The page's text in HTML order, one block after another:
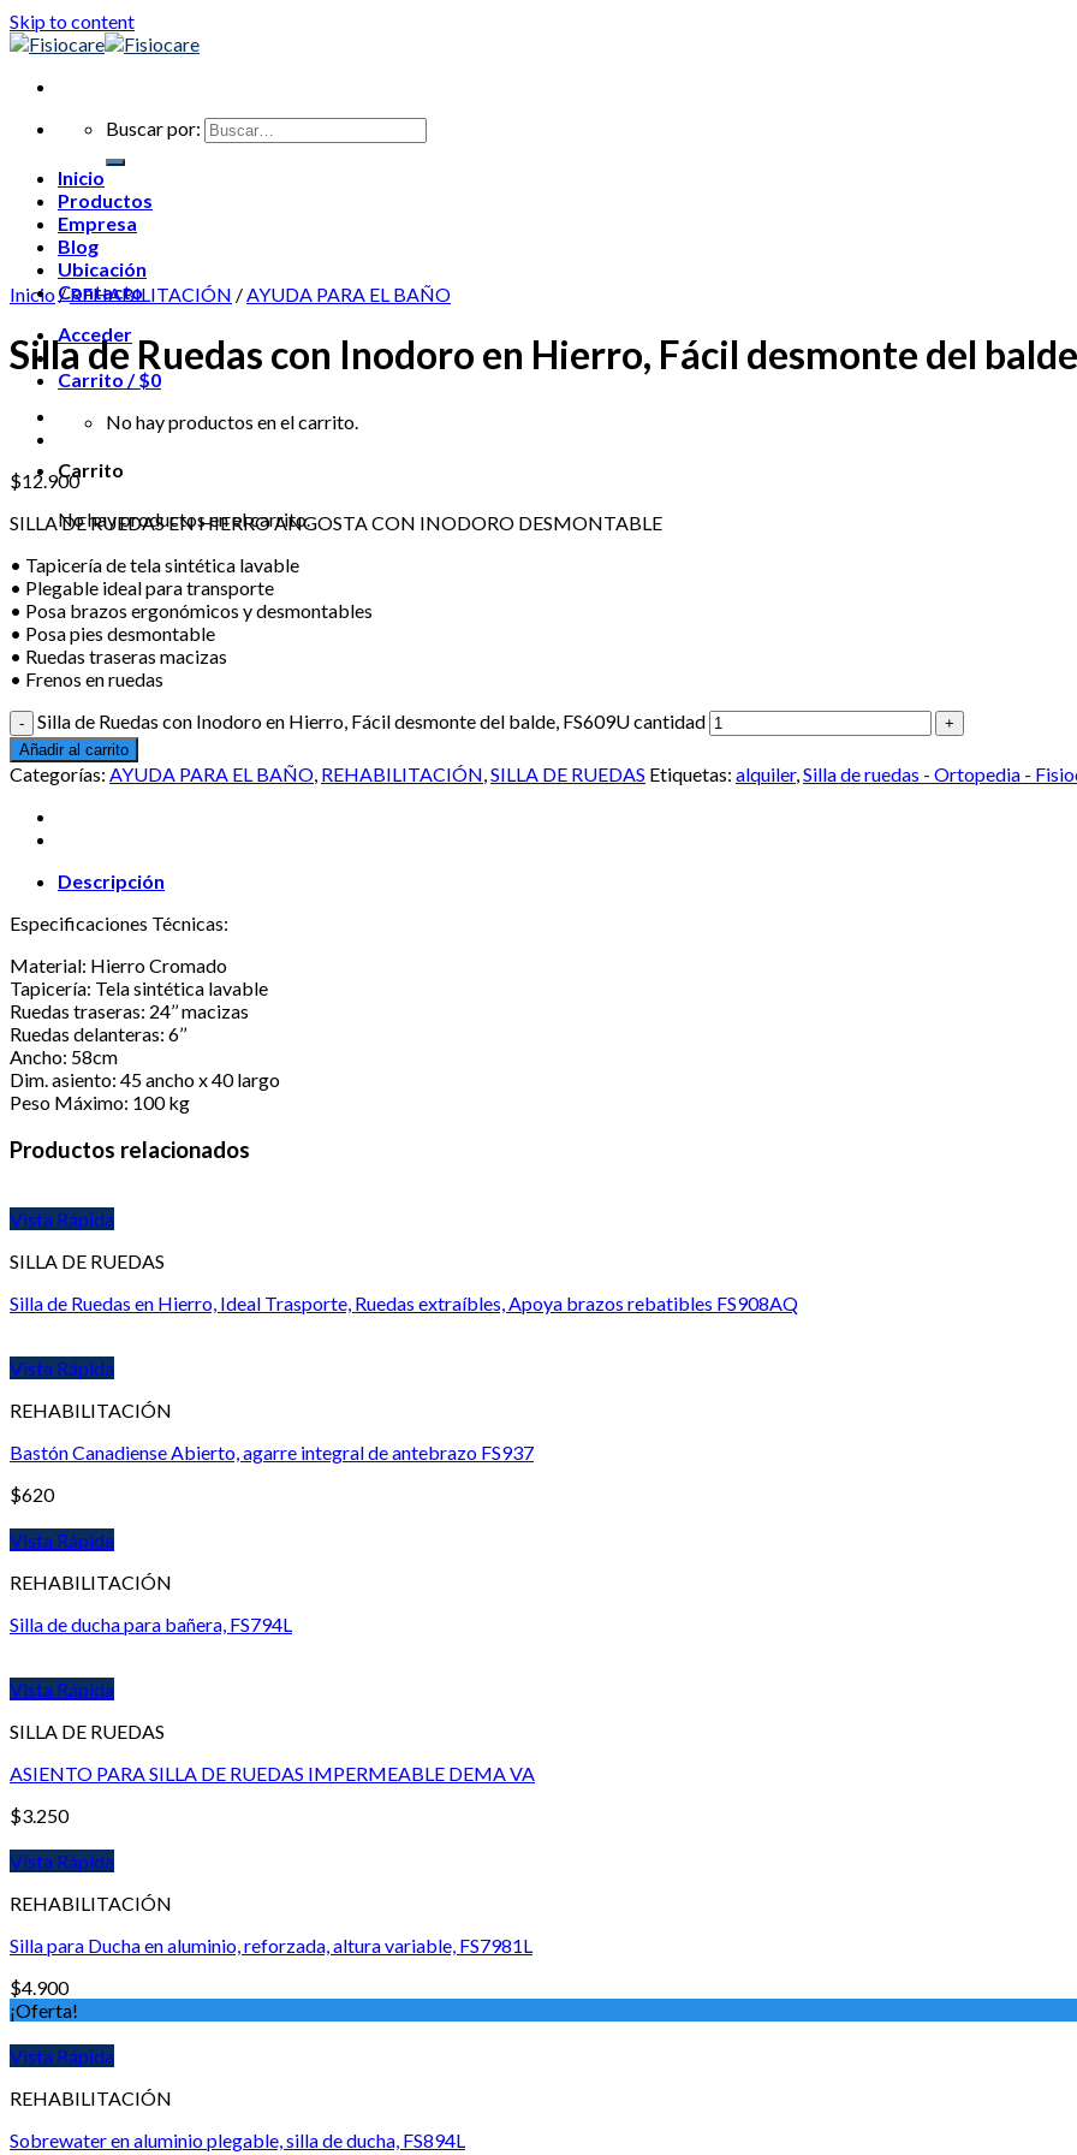
Skip to content
Buscar por:
Inicio
Productos
Empresa
Blog
Ubicación
Contacto
Acceder
Carrito /$0
No hay productos en el carrito.
Carrito
No hay productos en el carrito.
Inicio/REHABILITACIÓN /AYUDA PARA EL BAÑO
Silla de Ruedas con Inodoro en Hierro, Fácil desmonte del
$12.900
SILLA DE RUEDAS EN HIERRO ANGOSTA CON INODORO DESMONTABLE
• Tapicería de tela sintética lavable
• Plegable ideal para transporte
• Posa brazos ergonómicos y desmontables
• Posa pies desmontable
• Ruedas traseras macizas
• Frenos en ruedas
Silla de Ruedas con Inodoro en Hierro, Fácil desmonte del balde, FS609U cantidad
Añadir al carrito
Categorías: AYUDA PARA EL BAÑO, REHABILITACIÓN,SILLA DE RUEDAS Etiquetas: alquiler,Silla de ruedas - Ortopedia -
Descripción
Especificaciones Técnicas:
Material: Hierro Cromado
Tapicería: Tela sintética lavable
Ruedas traseras: 24’’ macizas
Ruedas delanteras: 6’’
Ancho: 58cm
Dim. asiento: 45 ancho x 40 largo
Peso Máximo: 100 kg
Productos relacionados
Vista Rápida
SILLA DE RUEDAS
Silla de Ruedas en Hierro, Ideal Trasporte, Ruedas extraíbles, Apoya brazos rebatibles FS908AQ
Vista Rápida
REHABILITACIÓN
Bastón Canadiense Abierto, agarre integral de antebrazo FS937
$620
Vista Rápida
REHABILITACIÓN
Silla de ducha para bañera, FS794L
Vista Rápida
SILLA DE RUEDAS
ASIENTO PARA SILLA DE RUEDAS IMPERMEABLE DEMA VA
$3.250
Vista Rápida
REHABILITACIÓN
Silla para Ducha en aluminio, reforzada, altura variable, FS7981L
$4.900
¡Oferta!
Vista Rápida
REHABILITACIÓN
Sobrewater en aluminio plegable, silla de ducha, FS894L